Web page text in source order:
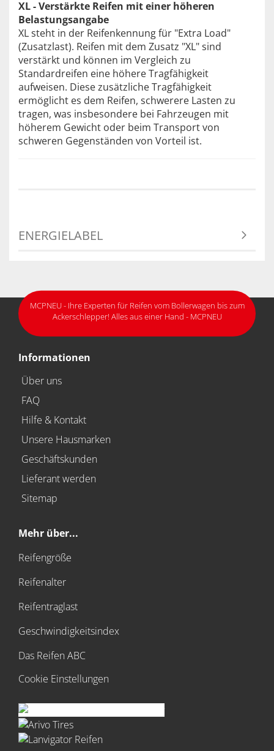
XL - Verstärkte Reifen mit einer höheren
Belastungsangabe
XL steht in der Reifenkennung für "Extra Load"
(Zusatzlast). Reifen mit dem Zusatz "XL" sind
verstärkt und können im Vergleich zu
Standardreifen eine höhere Tragfähigkeit
aufweisen. Diese zusätzliche Tragfähigkeit
ermöglicht es dem Reifen, schwerere Lasten zu
tragen, was insbesondere bei Fahrzeugen mit
höherem Gewicht oder beim Transport von
schweren Gegenständen von Vorteil ist.
ENERGIELABEL
MCPNEU - Ihre Experten für Reifen vom Bollerwagen bis zum
Ackerschlepper! Alles aus einer Hand - MCPNEU
Informationen
Über uns
FAQ
Hilfe & Kontakt
Unsere Hausmarken
Geschäftskunden
Lieferant werden
Sitemap
Mehr über...
Reifengröße
Reifenalter
Reifentraglast
Geschwindigkeitsindex
Das Reifen ABC
Cookie Einstellungen